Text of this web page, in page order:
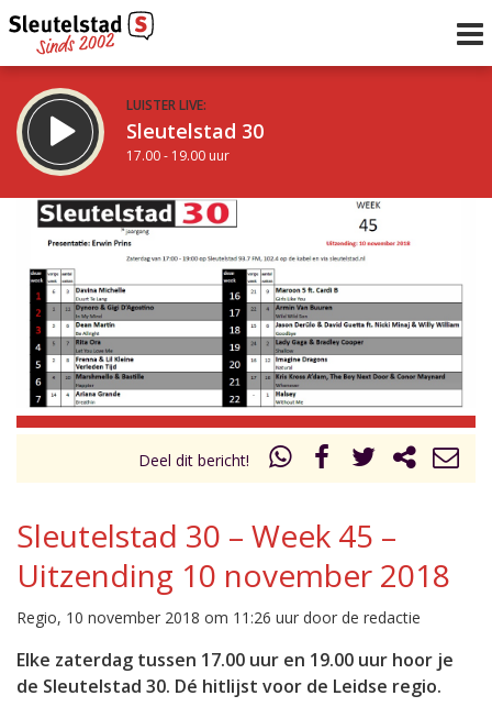
LUISTER LIVE:
Sleutelstad 30
17.00 - 19.00 uur
STRAKS:
De avond van Sleutelstad
Vorig uur
uur 1 van 0
Inklappen
Deel dit bericht!
Sleutelstad 30 – Week 45 –
Uitzending 10 november 2018
Regio, 10 november 2018 om 11:26 uur door de redactie
Elke zaterdag tussen 17.00 uur en 19.00 uur hoor je
de Sleutelstad 30. Dé hitlijst voor de Leidse regio.